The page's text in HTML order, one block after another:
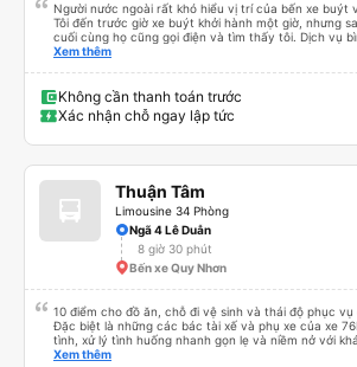
Người nước ngoài rất khó hiểu vị trí của bến xe buýt
Tôi đến trước giờ xe buýt khởi hành một giờ, nhưng
cuối cùng họ cũng gọi điện và tìm thấy tôi. Dịch vụ
sao thì tôi ngủ ngon hơn ở khách sạn vì tôi rất thoải
Xem thêm
Không cần thanh toán trước
Xác nhận chỗ ngay lập tức
Thuận Tâm
Limousine 34 Phòng
Ngã 4 Lê Duẫn
8 giờ 30 phút
Bến xe Quy Nhơn
10 điểm cho đồ ăn, chỗ đi vệ sinh và thái độ phục vụ
Đặc biệt là những các bác tài xế và phụ xe của xe
tình, xử lý tình huống nhanh gọn lẹ và niềm nở với
không may. Mình đặt xe lúc 6:00 không may không
Xem thêm